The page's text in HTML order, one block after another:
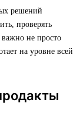
решений
проверять
не просто
на уровне всей